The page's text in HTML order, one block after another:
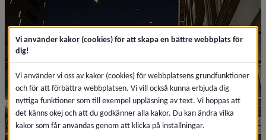
Vi använder kakor (cookies) för att skapa en bättre webbplats för
dig!
Vi använder vi oss av kakor (cookies) för webbplatsens grundfunktioner
och för att förbättra webbplatsen. Vi vill också kunna erbjuda dig
nyttiga funktioner som till exempel uppläsning av text. Vi hoppas att
det känns okej och att du godkänner alla kakor. Du kan ändra vilka
kakor som får användas genom att klicka på inställningar.